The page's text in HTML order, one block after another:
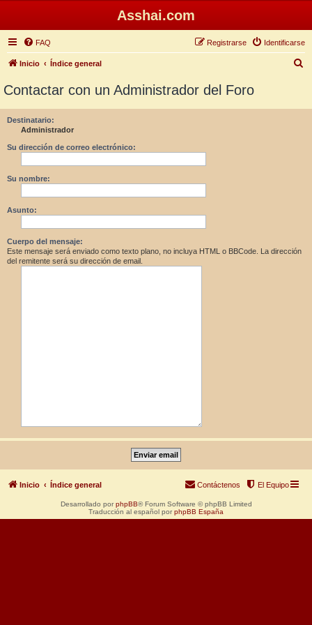
Asshai.com
FAQ Identificarse
Registrarse
Inicio Índice general
Contactar con un Administrador del Foro
Destinatario:
Administrador
Su dirección de correo electrónico:
Su nombre:
Asunto:
Cuerpo del mensaje:
Este mensaje será enviado como texto plano, no incluya HTML o BBCode. La dirección
del remitente será su dirección de email.
Inicio Índice general El Equipo
Contáctenos
Desarrollado por phpBB® Forum Software © phpBB Limited
Traducción al español por phpBB España